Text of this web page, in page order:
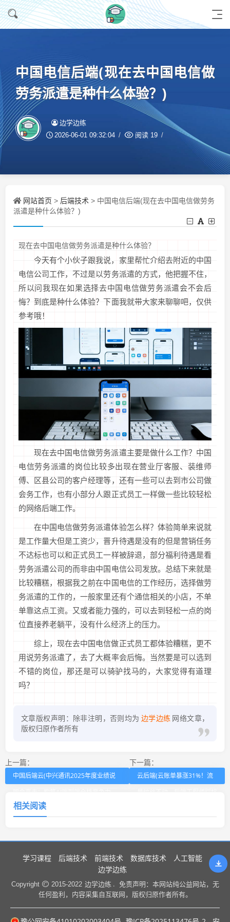
中国电信后端(现在去中国电信做
劳务派遣是种什么体验？)
边学边练
2026-06-01 09:32:04 阅读 19
网站首页 > 后端技术 > 中国电信后端(现在去中国电信做劳务
派遣是种什么体验？)
现在去中国电信做劳务派遣是种什么体验？
今天有个小伙子跟我说，家里帮忙介绍去附近的中国
电信公司工作，不过是以劳务派遣的方式，他把握不住，
所以问我现在如果选择去中国电信做劳务派遣会不会后
悔？到底是种什么体验？下面我就带大家来聊聊吧，仅供
参考哦！
现在去中国电信做劳务派遣主要是做什么工作？中国
电信劳务派遣的岗位比较多出现在营业厅客服、装维师
傅、区县公司的客户经理等，还有一些可以去到市公司做
会务工作，也有小部分人跟正式员工一样做一些比较轻松
的网络后端工作。
在中国电信做劳务派遣体验怎么样？体验简单来说就
是工作量大但是工资少，晋升待遇是没有的但是营销任务
不达标也可以和正式员工一样被辞退，部分福利待遇是看
劳务派遣公司的而非由中国电信公司发放。总结下来就是
比较糟糕，根据我之前在中国电信的工作经历，选择做劳
务派遣的工作的，一般家里还有个通信相关的小店，不单
单靠这点工资。又或者能力强的，可以去到轻松一点的岗
位直接养老躺平，没有什么经济上的压力。
综上，现在去中国电信做正式员工都体验糟糕，更不
用说劳务派遣了，去了大概率会后悔。当然要是可以选到
不错的岗位，那还是可以骑驴找马的，大家觉得有道理
吗？
文章版权声明：除非注明，否则均为 边学边练 网络文章，
版权归原作者所有
上一篇：
中国后端云(中兴通讯2025年度业绩说
提质增利)
下一篇：
云后端(云账单暴涨31%！流
相关阅读
学习课程 后端技术 前端技术 数据库技术
人工智能
边学边练
Copyright 2015-2022 边学边练 .
免责声明：本网站纯公益网站，无
任何盈利，内容采集自互联网，版权归原作者所有。